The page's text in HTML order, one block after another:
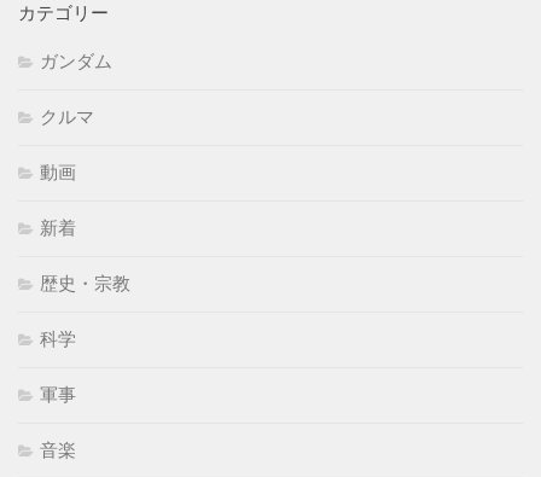
カテゴリー
ガンダム
クルマ
動画
新着
歴史・宗教
科学
軍事
音楽